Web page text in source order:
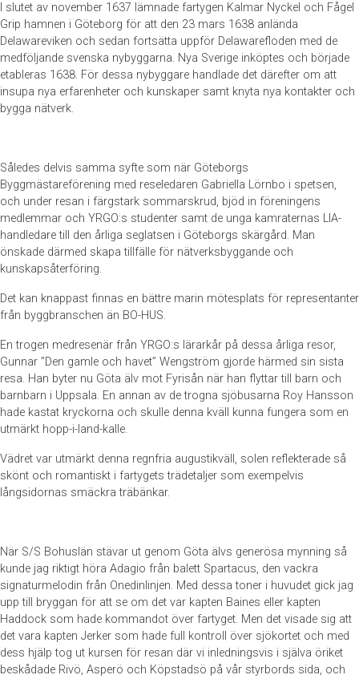
I slutet av november 1637 lämnade fartygen Kalmar Nyckel och Fågel
Grip hamnen i Göteborg för att den 23 mars 1638 anlända
Delawareviken och sedan fortsätta uppför Delawarefloden med de
medföljande svenska nybyggarna. Nya Sverige inköptes och började
etableras 1638. För dessa nybyggare handlade det därefter om att
insupa nya erfarenheter och kunskaper samt knyta nya kontakter och
bygga nätverk.
Således delvis samma syfte som när Göteborgs
Byggmästareförening med reseledaren Gabriella Lörnbo i spetsen,
och under resan i färgstark sommarskrud, bjöd in föreningens
medlemmar och YRGO:s studenter samt de unga kamraternas LIA-
handledare till den årliga seglatsen i Göteborgs skärgård. Man
önskade därmed skapa tillfälle för nätverksbyggande och
kunskapsåterföring.
Det kan knappast finnas en bättre marin mötesplats för representanter
från byggbranschen än BO-HUS.
En trogen medresenär från YRGO:s lärarkår på dessa årliga resor,
Gunnar ”Den gamle och havet” Wengström gjorde härmed sin sista
resa. Han byter nu Göta älv mot Fyrisån när han flyttar till barn och
barnbarn i Uppsala. En annan av de trogna sjöbusarna Roy Hansson
hade kastat kryckorna och skulle denna kväll kunna fungera som en
utmärkt hopp-i-land-kalle.
Vädret var utmärkt denna regnfria augustikväll, solen reflekterade så
skönt och romantiskt i fartygets trädetaljer som exempelvis
långsidornas smäckra träbänkar.
När S/S Bohuslän stävar ut genom Göta älvs generösa mynning så
kunde jag riktigt höra Adagio från balett Spartacus, den vackra
signaturmelodin från Onedinlinjen. Med dessa toner i huvudet gick jag
upp till bryggan för att se om det var kapten Baines eller kapten
Haddock som hade kommandot över fartyget. Men det visade sig att
det vara kapten Jerker som hade full kontroll över sjökortet och med
dess hjälp tog ut kursen för resan där vi inledningsvis i själva öriket
beskådade Rivö, Asperö och Köpstadsö på vår styrbords sida, och